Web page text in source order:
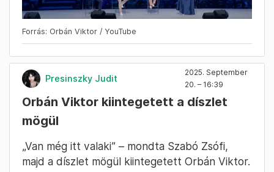
Forrás: Orbán Viktor / YouTube
Presinszky Judit
2025. September
20. – 16:39
Orbán Viktor kiintegetett a díszlet
mögül
„Van még itt valaki” – mondta Szabó Zsófi,
majd a díszlet mögül kiintegetett Orbán Viktor.